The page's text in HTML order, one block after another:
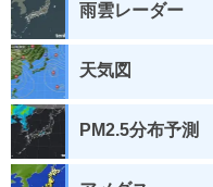
雨雲レーダー
天気図
PM2.5分布予測